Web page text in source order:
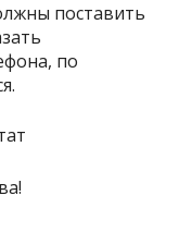
поставить
по